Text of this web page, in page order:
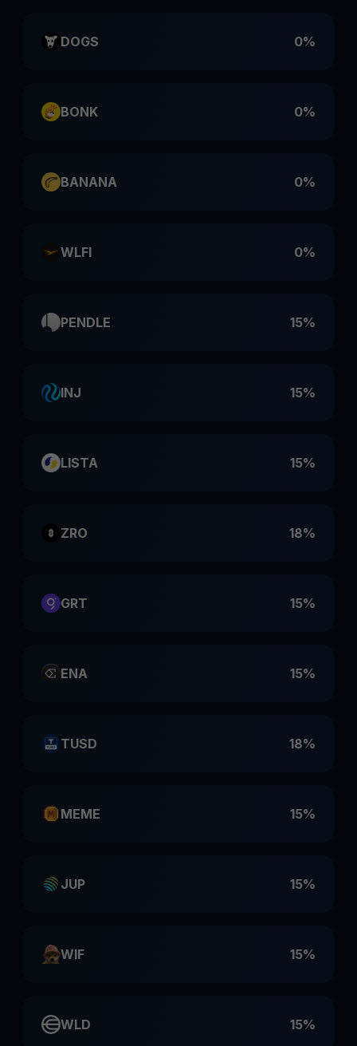
DOGS 0%
BONK 0%
BANANA 0%
WLFI 0%
PENDLE 15%
INJ 15%
LISTA 15%
ZRO 18%
GRT 15%
ENA 15%
TUSD 18%
MEME 15%
JUP 15%
WIF 15%
WLD 15%